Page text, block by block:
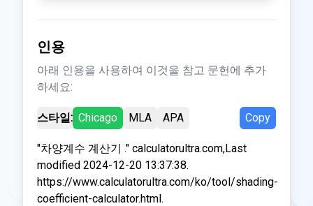
인용
아래 인용을 사용하여 이것을 참고 문헌에 추가
하세요:
스타일: Chicago MLA APA Copy
"차양계수 계산기 ." calculatorultra.com,Last
modified 2024-12-20 13:37:38.
https://www.calculatorultra.com/ko/tool/shading-
coefficient-calculator.html.